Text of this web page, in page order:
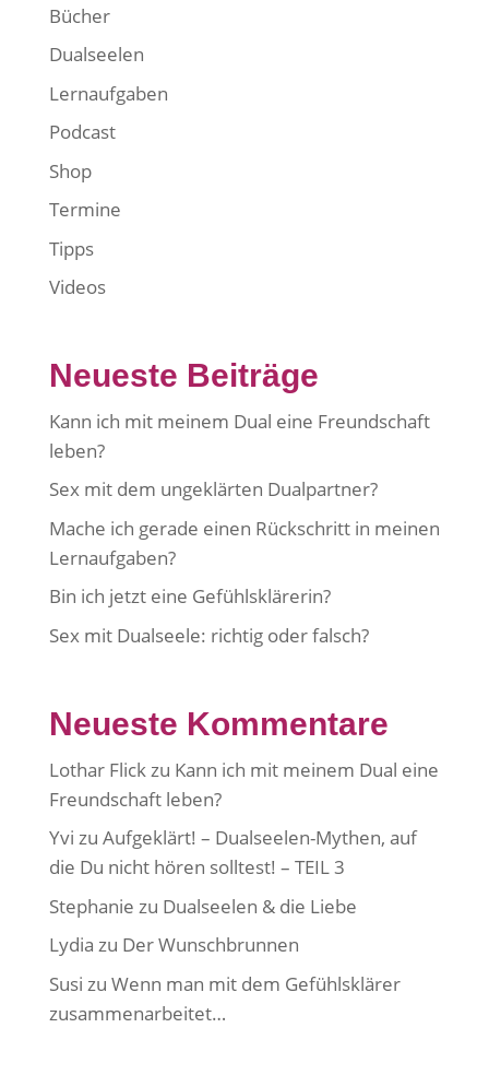
Bücher
Dualseelen
Lernaufgaben
Podcast
Shop
Termine
Tipps
Videos
Neueste Beiträge
Kann ich mit meinem Dual eine Freundschaft
leben?
Sex mit dem ungeklärten Dualpartner?
Mache ich gerade einen Rückschritt in meinen
Lernaufgaben?
Bin ich jetzt eine Gefühlsklärerin?
Sex mit Dualseele: richtig oder falsch?
Neueste Kommentare
Lothar Flickzu Kann ich mit meinem Dual eine
Freundschaft leben?
Yvi zu Aufgeklärt! – Dualseelen-Mythen, auf
die Du nicht hören solltest! – TEIL 3
Stephanie zu Dualseelen & die Liebe
Lydia zu Der Wunschbrunnen
Susi zu Wenn man mit dem Gefühlsklärer
zusammenarbeitet…